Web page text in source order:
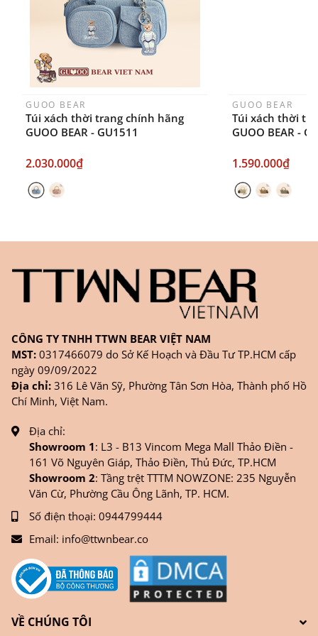
GUOO BEAR
Túi xách thời trang chính hãng
GUOO BEAR - GU1511
2.030.000₫
GUOO BEAR
Túi xách thời
GUOO BEAR -
1.590.000₫
CÔNG TY TNHH TTWN BEAR VIỆT NAM
MST: 0317466079 do Sở Kế Hoạch và Đầu Tư TP.HCM cấp
ngày 09/09/2022
Địa chỉ: 316 Lê Văn Sỹ, Phường Tân Sơn Hòa, Thành phố Hồ
Chí Minh, Việt Nam.
Địa chỉ:
Showroom 1: L3 - B13 Vincom Mega Mall Thảo Điền -
161 Võ Nguyên Giáp, Thảo Điền, Thủ Đức, TP.HCM
Showroom 2: Tầng trệt TTTM NOWZONE: 235 Nguyễn
Văn Cừ, Phường Cầu Ông Lãnh, TP. HCM.
Số điện thoại: 0944799444
Email: info@ttwnbear.co
VỀ CHÚNG TÔI